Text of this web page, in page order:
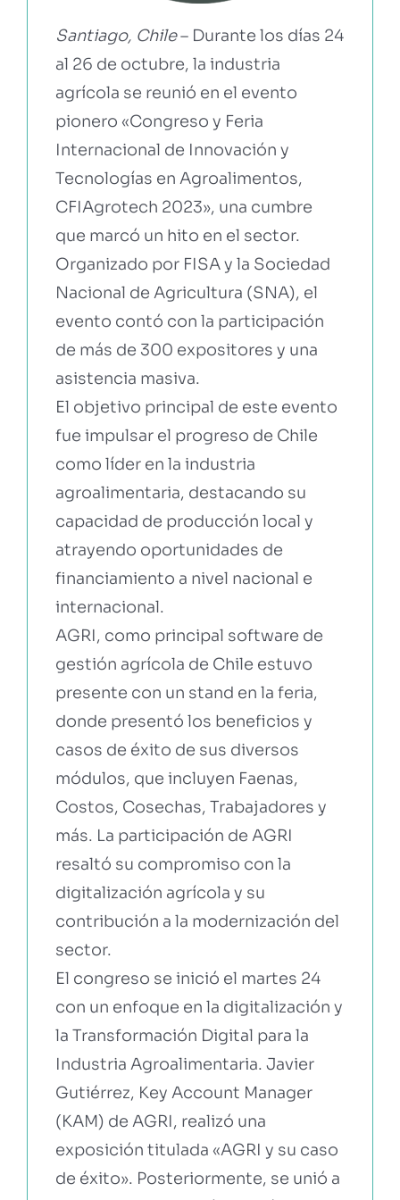
Santiago, Chile– Durante los días 24
al 26 de octubre, la industria
agrícola se reunió en el evento
pionero «Congreso y Feria
Internacional de Innovación y
Tecnologías en Agroalimentos,
CFIAgrotech 2023», una cumbre
que marcó un hito en el sector.
Organizado por FISA y la Sociedad
Nacional de Agricultura (SNA), el
evento contó con la participación
de más de 300 expositores y una
asistencia masiva.
El objetivo principal de este evento
fue impulsar el progreso de Chile
como líder en la industria
agroalimentaria, destacando su
capacidad de producción local y
atrayendo oportunidades de
financiamiento a nivel nacional e
internacional.
AGRI, como principal software de
gestión agrícola de Chile estuvo
presente con un stand en la feria,
donde presentó los beneficios y
casos de éxito de sus diversos
módulos, que incluyen Faenas,
Costos, Cosechas, Trabajadores y
más. La participación de AGRI
resaltó su compromiso con la
digitalización agrícola y su
contribución a la modernización del
sector.
El congreso se inició el martes 24
con un enfoque en la digitalización y
la Transformación Digital para la
Industria Agroalimentaria. Javier
Gutiérrez, Key Account Manager
(KAM) de AGRI, realizó una
exposición titulada «AGRI y su caso
de éxito». Posteriormente, se unió a